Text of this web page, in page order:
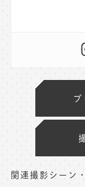
関連撮影シーン